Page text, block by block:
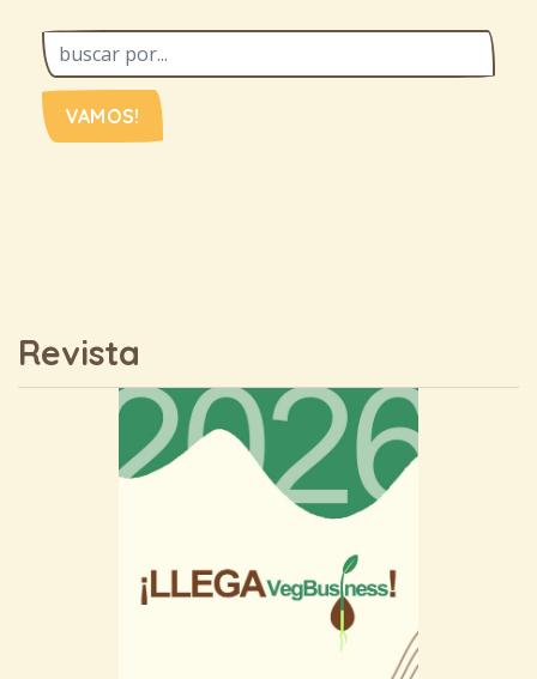
VAMOS!
Revista